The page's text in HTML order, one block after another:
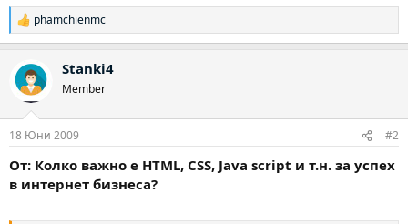
Р
е
к
ц
и
phamchienmc
Stanki4
Member
18 Юни 2009 #2
От: Колко важно е HTML, CSS, Java script и т.н. за успех
в интернет бизнеса?